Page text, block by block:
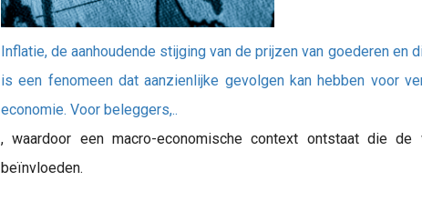
Inflatie, de aanhoudende stijging van de prijzen van goederen en
is een fenomeen dat aanzienlijke gevolgen kan hebben voor
economie. Voor beleggers,..
, waardoor een macro-economische context ontstaat die
beïnvloeden.